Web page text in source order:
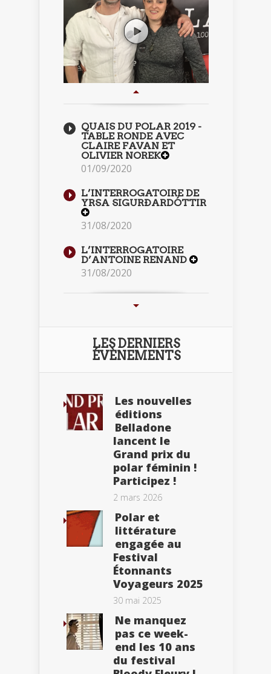
QUAIS DU POLAR 2019 -
TABLE RONDE AVEC
CLAIRE FAVAN ET
OLIVIER NOREK
01/09/2020
L’INTERROGATOIRE DE
YRSA SIGURÐARDÓTTIR
31/08/2020
L’INTERROGATOIRE
D’ANTOINE RENAND
31/08/2020
LES DERNIERS
ÉVÈNEMENTS
Les nouvelles
éditions
Belladone
lancent le
Grand prix du
polar féminin !
Participez !
2 mars 2026
Polar et
littérature
engagée au
Festival
Étonnants
Voyageurs 2025
30 mai 2025
Ne manquez
pas ce week-
end les 10 ans
du festival